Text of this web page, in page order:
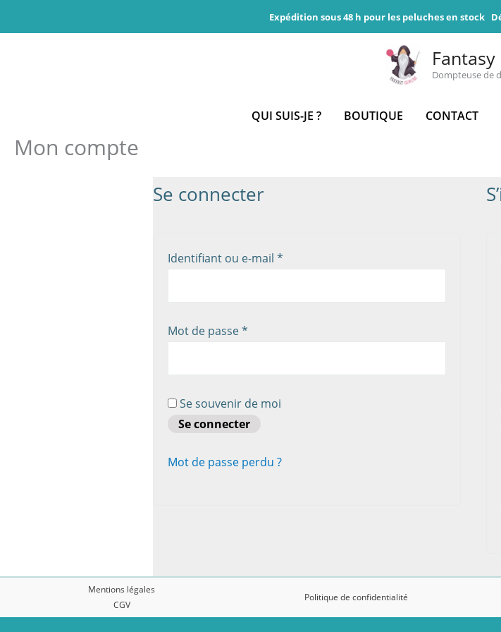
au
Expédition sous 48 h pour les peluches en stock
Dompteuse de
QUI SUIS-JE ? BOUTIQUE CONTACT
Mon compte
Se connecter
Identifiant ou e-mail *
Mot de passe*
Se souvenir de moi
Se connecter
Mot de passe perdu ?
Mentions légales
CGV
Politique de confidentialité